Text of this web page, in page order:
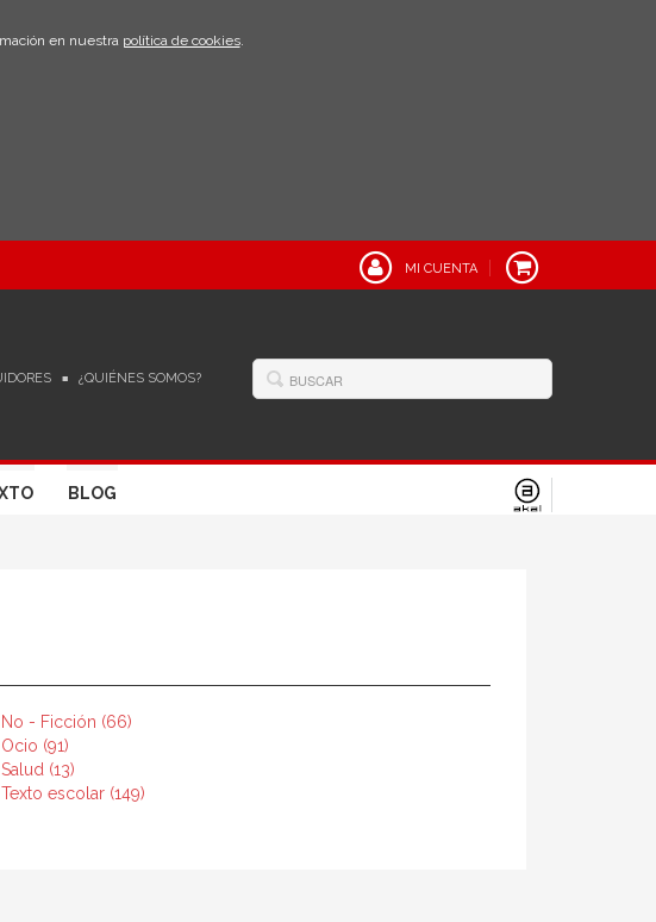
en nuestra política de cookies.
MI CUENTA
¿QUIÉNES SOMOS?
BLOG
No - Ficción (66)
Ocio (91)
Salud (13)
Texto escolar (149)